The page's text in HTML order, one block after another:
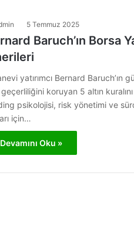
5 Temmuz 2025
Baruch’ın Borsa
yatırımcı Bernard Baruch’ın
koruyan 5 altın
psikolojisi, risk yönetimi ve
için…
Devamını Oku »